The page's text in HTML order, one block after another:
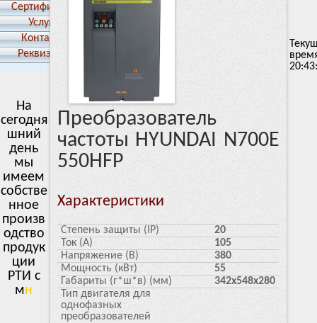
Cертификаты
Услуги
Контакты
Реквизиты
На
сегодня
шний
день
мы
имеем
собстве
нное
произв
одство
продук
ции
РТИ с
много
Преобразователь
частоты HYUNDAI N700E
550HFP
Характеристики
Степень защиты (IP)
20
Ток (А)
105
Напряжение (В)
380
Мощность (кВт)
55
Габариты (г*ш*в) (мм)
342х548х280
Тип двигателя для
однофазных
преобразователей